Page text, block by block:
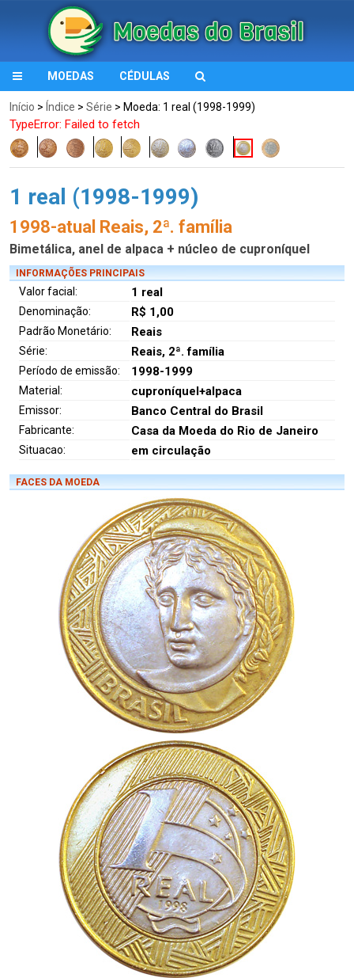
MOEDAS CÉDULAS
Início > Índice > Série > Moeda: 1 real (1998-1999)
TypeError: Failed to fetch
1 real (1998-1999)
1998-atual Reais, 2ª. família
Bimetálica, anel de alpaca + núcleo de cuproníquel
INFORMAÇÕES PRINCIPAIS
Valor facial: 1 real
Denominação: R$ 1,00
Padrão Monetário: Reais
Série: Reais, 2ª. família
Período de emissão: 1998-1999
Material: cuproníquel+alpaca
Emissor: Banco Central do Brasil
Fabricante: Casa da Moeda do Rio de Janeiro
Situacao: em circulação
FACES DA MOEDA